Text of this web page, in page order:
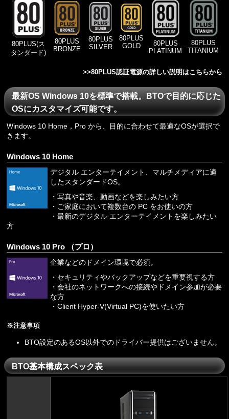
80PLUS(ス
タンダード)
80PLUS
BRONZE
80PLUS
SILVER
80PLUS
GOLD
80PLUS
PLATINUM
80PLUS
TITANIUM
>>80PLUS認証電源の詳しい説明はこちらから
最新OS Windows 10を標準で搭載。BTOで目的に応じた
OSにカスタマイズ可能です。
Windows 10 Home，Pro から、目的に合わせて最適なOSが選択で
きます。
Windows 10 Home
デジタル エンターテイメント、マルチメディアに適
したスタンダードOS。
・写真や音楽、動画などを楽しみたい方
・ご家庭において複数台の PC をお使いの方
・最新のデジタル エンターテイメントを楽しみたい
方
Windows 10 Pro （プロ）
企業などのドメイン環境で必須。
・セキュリティやバックアップなどを重要視する方
・会社のネットワークへの接続やドメイン参加が必要
な方
・Client Hyper-V(Virtual PC)を使いたい方
※注意事項
BTO設定のあるOS以外でのドライバー提供はございません。
BTO基本構成スペック表